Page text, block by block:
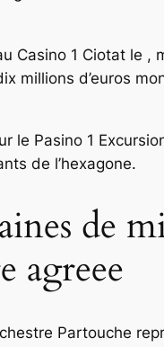
Casino 1 Ciotat le
millions d’euros
Pasino 1
de l’hexagone.
de
agreee
Partouche